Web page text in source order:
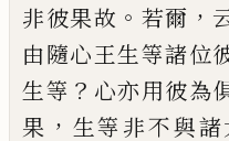
非彼果故 。 若爾 ，
由隨心王生等諸位
生等 ？ 心亦用彼為
果 ， 生等非不與